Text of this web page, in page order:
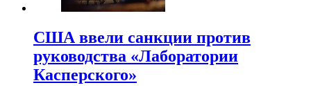
США ввели санкции против
руководства «Лаборатории
Касперского»